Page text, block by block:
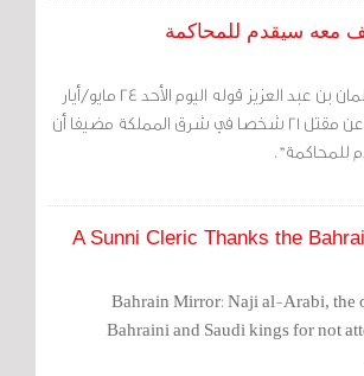
معه سيقدم للمحاكمة
رويترز: نقلت وكالة الأنباء السعودية عن الملك سلمان بن عبد العزيز قوله اليوم الأحد 24 مايو/أيار
2015 إن الجميع فجع بالتفجير الانتحاري الذي أسفر عن مقتل 21 شخصا في شرق المملكة مضيفا أن
للمحاكمة".
A Sunni Cleric Thanks the
Bahrain Mirror: Naji al-Arabi, the
Bahraini and Saudi kings for not